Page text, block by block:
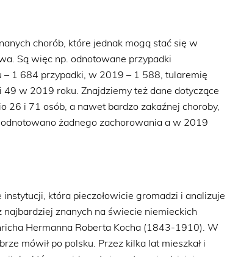
chorób, które jednak mogą stać się w
Są więc np. odnotowane przypadki
1 684 przypadki, w 2019 – 1 588, tularemię
w 2019 roku. Znajdziemy też dane dotyczące
26 i 71 osób, a nawet bardzo zakaźnej choroby,
żadnego zachorowania a w 2019
która pieczołowicie gromadzi i analizuje
znanych na świecie niemieckich
Hermanna Roberta Kocha (1843-1910). W
mówił po polsku. Przez kilka lat mieszkał i